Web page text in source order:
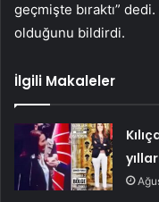
geçmişte bıraktı”
olduğunu bildirdi.
İlgili Makaleler